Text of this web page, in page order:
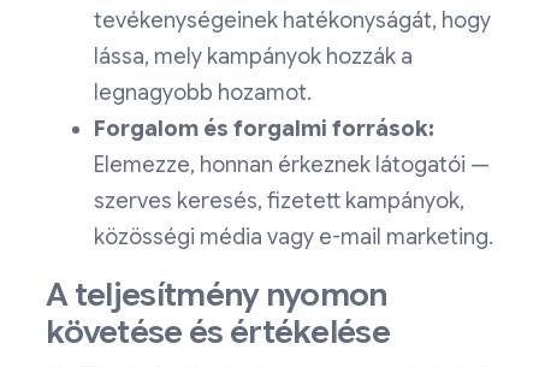
tevékenységeinek hatékonyságát, hogy
lássa, mely kampányok hozzák a
legnagyobb hozamot.
Forgalom és forgalmi források:
Elemezze, honnan érkeznek látogatói —
szerves keresés, fizetett kampányok,
közösségi média vagy e-mail marketing.
A teljesítmény nyomon
követése és értékelése